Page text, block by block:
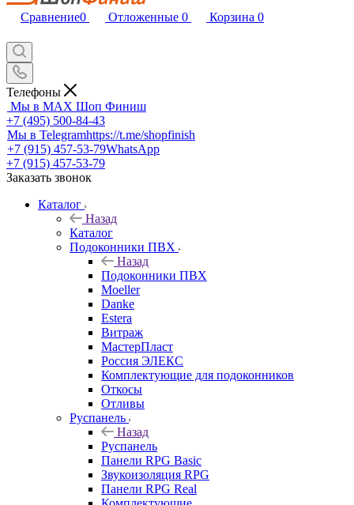
Сравнение0 Отложенные 0 Корзина 0
Телефоны
Мы в MAX Шоп Финиш
+7 (495) 500-84-43
Мы в Telegramhttps://t.me/shopfinish
+7 (915) 457-53-79WhatsApp
+7 (915) 457-53-79
Заказать звонок
Каталог
Назад
Каталог
Подоконники ПВХ
Назад
Подоконники ПВХ
Moeller
Danke
Estera
Витраж
МастерПласт
Россия ЭЛЕКС
Комплектующие для подоконников
Откосы
Отливы
Руспанель
Назад
Руспанель
Панели RPG Basic
Звукоизоляция RPG
Панели RPG Real